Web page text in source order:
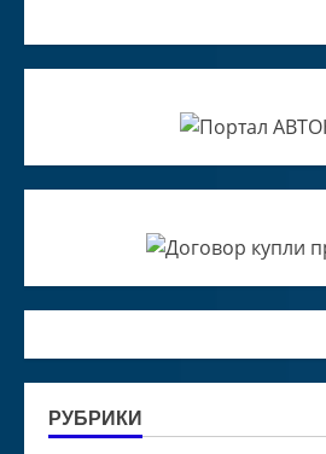
РУБРИКИ